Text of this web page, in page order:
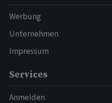
Werbung
Unternehmen
Impressum
Services
Anmelden